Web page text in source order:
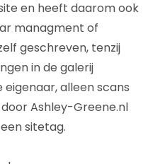
en heeft daarom ook
managment of
geschreven, tenzij
in de galerij
alleen scans
Ashley-Greene.nl
sitetag.